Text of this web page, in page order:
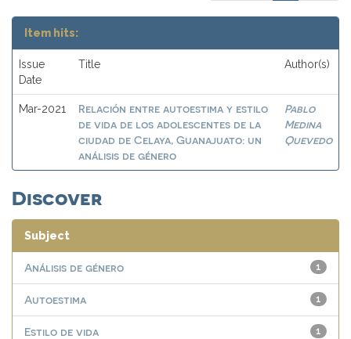
Item hits:
Issue
Date
Title Author(s)
Mar-2021
Relación entre autoestima y estilo
de vida de los adolescentes de la
ciudad de Celaya, Guanajuato: un
análisis de género
Pablo
Medina
Quevedo
Discover
Subject
1
Análisis de género
1
Autoestima
1
Estilo de vida